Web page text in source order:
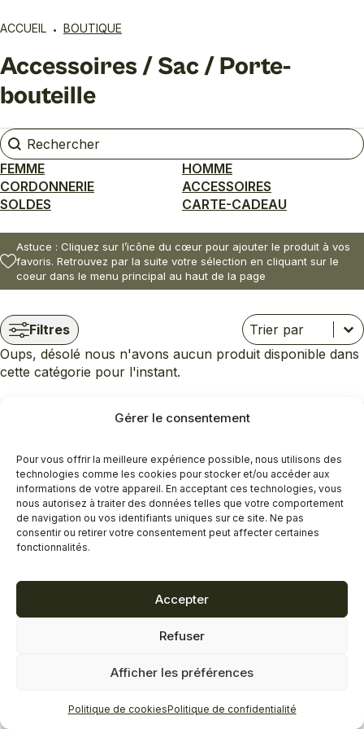
Gérer le consentement
Pour vous offrir la meilleure expérience possible, nous utilisons des
technologies comme les cookies pour stocker et/ou accéder aux
informations de votre appareil. En acceptant ces technologies, vous
nous autorisez à traiter des données telles que votre comportement
de navigation ou vos identifiants uniques sur ce site. Ne pas
consentir ou retirer votre consentement peut affecter certaines
fonctionnalités.
Accepter
Refuser
Afficher les préférences
Politique de cookiesPolitique de confidentialité
ACCUEIL BOUTIQUE
Accessoires / Sac / Porte-
bouteille
Rechercher
Rechercher
FEMME
HOMME
CORDONNERIE
ACCESSOIRES
SOLDES
CARTE-CADEAU
Astuce : Cliquez sur l’icône du cœur pour ajouter le produit à vos
favoris. Retrouvez par la suite votre sélection en cliquant sur le
coeur dans le menu principal au haut de la page
Filtres Trier
Trier le contenu
Trier le contenu
Oups, désolé nous n'avons aucun produit disponible dans
cette catégorie pour l'instant.